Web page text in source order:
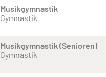
Musikgymnastik
Gymnastik
Musikgymnastik (Senioren)
Gymnastik